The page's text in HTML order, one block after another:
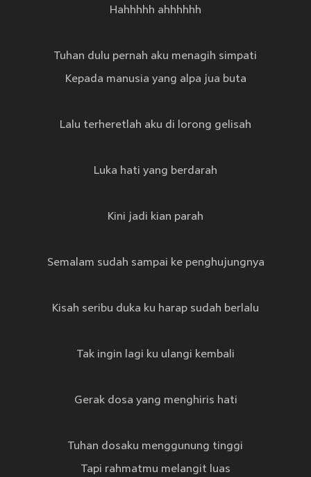
Hahhhhh ahhhhhh
Tuhan dulu pernah aku menagih simpati
Kepada manusia yang alpa jua buta
Lalu terheretlah aku di lorong gelisah
Luka hati yang berdarah
Kini jadi kian parah
Semalam sudah sampai ke penghujungnya
Kisah seribu duka ku harap sudah berlalu
Tak ingin lagi ku ulangi kembali
Gerak dosa yang menghiris hati
Tuhan dosaku menggunung tinggi
Tapi rahmatmu melangit luas